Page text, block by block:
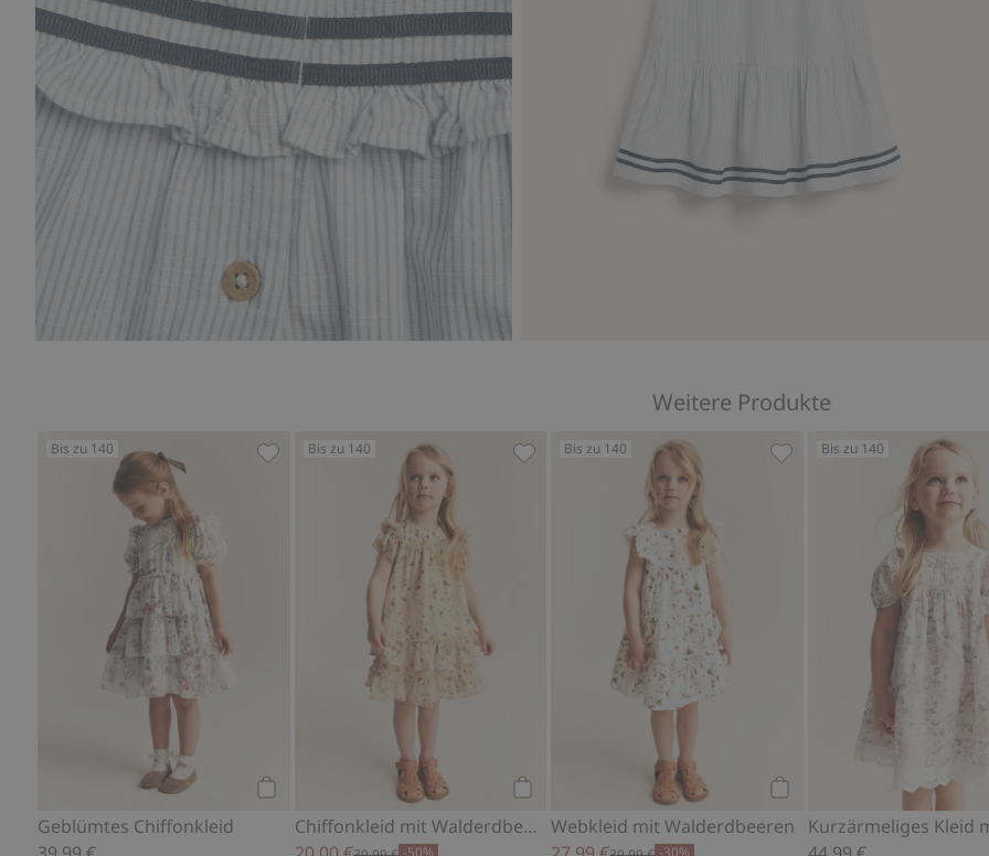
Weitere Produkte
Bis zu 140
Geblümtes Chiffonkleid
Geblümtes Chiffonkleid, Zu Favoriten hinzufügen
Bis zu 140
Chiffonkleid mit Walderdbeermuster
-50%
Chiffonkleid mit Walderdbeermuster, Zu Favoriten
Bis zu 140
Webkleid mit Walderdbeeren
-30%
Webkleid mit
Bis zu 140